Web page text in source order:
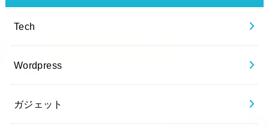
Tech
Wordpress
ガジェット